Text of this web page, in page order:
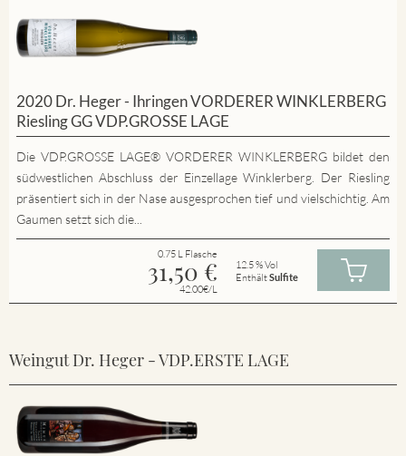
2020 Dr. Heger - Ihringen VORDERER WINKLERBERG
Riesling GG VDP.GROSSE LAGE
Die VDP.GROSSE LAGE® VORDERER WINKLERBERG bildet den
südwestlichen Abschluss der Einzellage Winklerberg. Der Riesling
präsentiert sich in der Nase ausgesprochen tief und vielschichtig. Am
Gaumen setzt sich die...
0.75 L Flasche
31,50 €
42.00€/L
12.5 % Vol
EnthältSulfite
Weingut Dr. Heger - VDP.ERSTE LAGE